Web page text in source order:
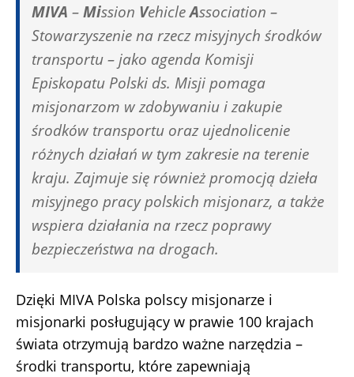
MIVA – Mission VehicleAssociation –
Stowarzyszenie na rzecz misyjnych środków
transportu – jako agenda Komisji
Episkopatu Polski ds. Misji pomaga
misjonarzom w zdobywaniu i zakupie
środków transportu oraz ujednolicenie
różnych działań w tym zakresie na terenie
kraju. Zajmuje się również promocją dzieła
misyjnego pracy polskich misjonarz, a także
wspiera działania na rzecz poprawy
bezpieczeństwa na drogach.
Dzięki MIVA Polska polscy misjonarze i
misjonarki posługujący w prawie 100 krajach
świa­ta otrzymują bardzo ważne narzędzia –
środki transportu, które zapewniają